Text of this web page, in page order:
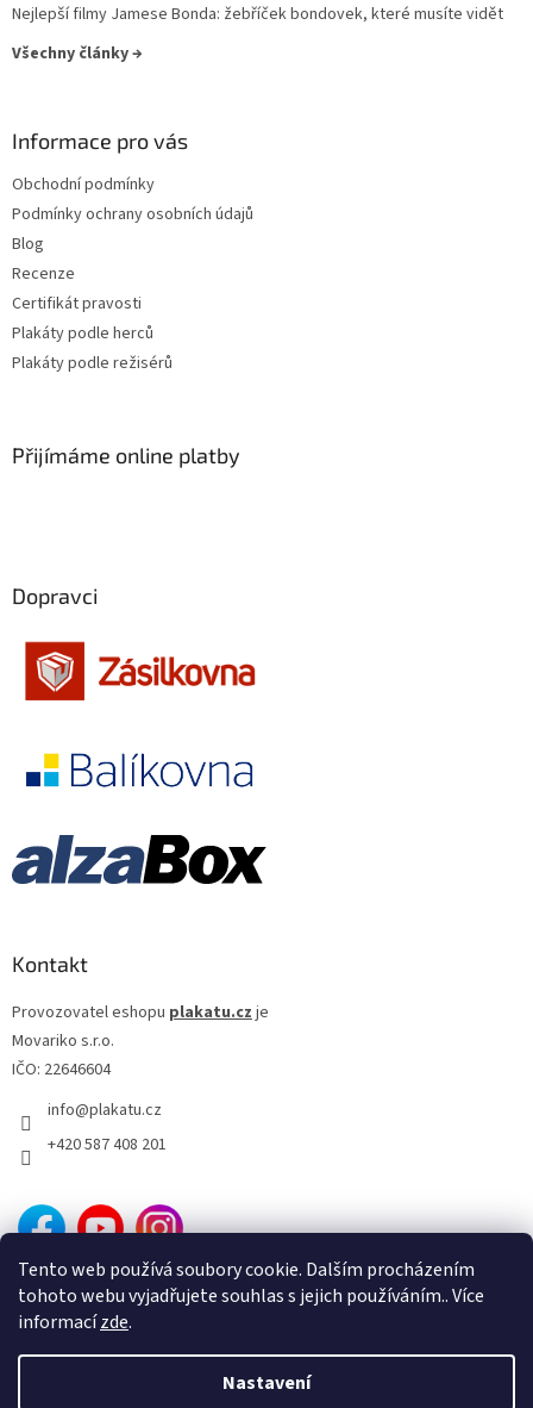
Tento web používá soubory cookie. Dalším procházením
tohoto webu vyjadřujete souhlas s jejich používáním.. Více
informacízde.
Nastavení
Nejlepší filmy Jamese Bonda: žebříček bondovek, které musíte vidět
Všechny články →
Informace pro vás
Obchodní podmínky
Podmínky ochrany osobních údajů
Blog
Recenze
Certifikát pravosti
Plakáty podle herců
Plakáty podle režisérů
Přijímáme online platby
Dopravci
Kontakt
Provozovatel eshopu plakatu.czje
Movariko s.r.o.
IČO: 22646604
info@plakatu.cz
+420 587 408 201
Vytvořil Shoptet